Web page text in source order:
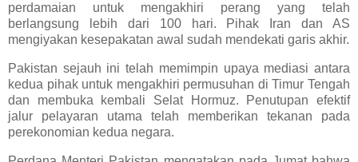
perdamaian untuk mengakhiri perang yang telah
berlangsung lebih dari 100 hari. Pihak Iran dan AS
mengiyakan kesepakatan awal sudah mendekati garis akhir.
Pakistan sejauh ini telah memimpin upaya mediasi antara
kedua pihak untuk mengakhiri permusuhan di Timur Tengah
dan membuka kembali Selat Hormuz. Penutupan efektif
jalur pelayaran utama telah memberikan tekanan pada
perekonomian kedua negara.